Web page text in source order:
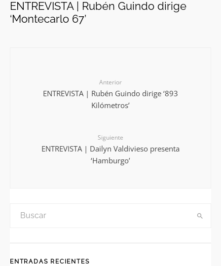
ENTREVISTA | Rubén Guindo dirige
‘Montecarlo 67’
Anterior
ENTREVISTA | Rubén Guindo dirige ‘893
Kilómetros’
Siguiente
ENTREVISTA | Dailyn Valdivieso presenta
‘Hamburgo’
ENTRADAS RECIENTES